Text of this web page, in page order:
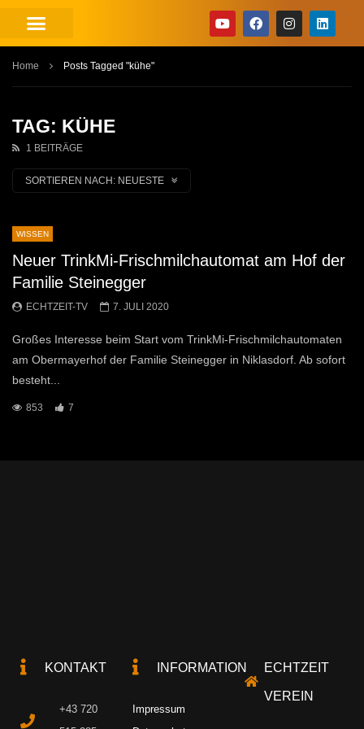
Home Posts Tagged "kühe"
TAG: KÜHE
1 BEITRÄGE
SORTIEREN NACH: NEUESTE
WISSEN
Neuer TrinkMi-Frischmilchautomat am Hof der
Familie Steinegger
ECHTZEIT-TV 7. JULI 2020
Großes Interesse beim Start vom TrinkMi-Frischmilchautomaten
am Obermayerhof der Familie Steinegger in Niklasdorf. Ab sofort
besteht...
853 7
KONTAKT
+43 720
INFORMATION
Impressum
ECHTZEIT
VEREIN